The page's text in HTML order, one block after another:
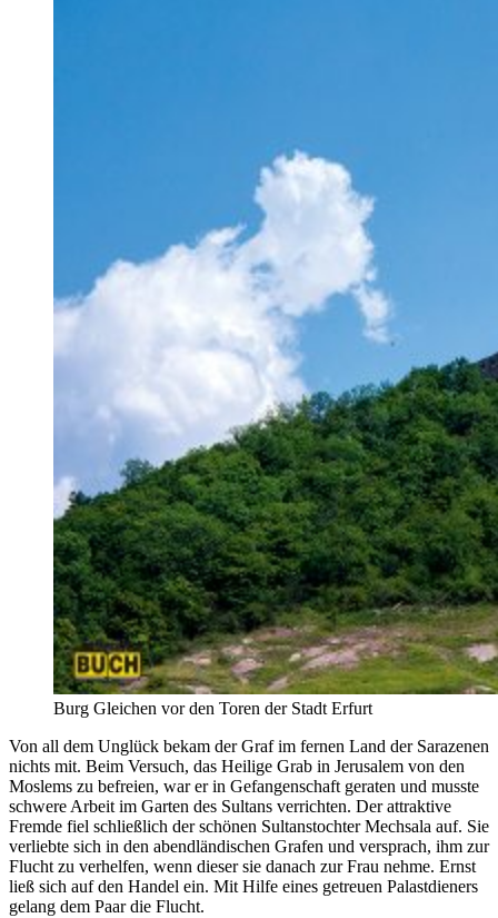
Burg Gleichen vor den Toren der Stadt Erfurt
Von all dem Unglück bekam der Graf im fernen Land der Sarazenen
nichts mit. Beim Versuch, das Heilige Grab in Jerusalem von den
Moslems zu befreien, war er in Gefangenschaft geraten und musste
schwere Arbeit im Garten des Sultans verrichten. Der attraktive
Fremde fiel schließlich der schönen Sultanstochter Mechsala auf. Sie
verliebte sich in den abendländischen Grafen und versprach, ihm zur
Flucht zu verhelfen, wenn dieser sie danach zur Frau nehme. Ernst
ließ sich auf den Handel ein. Mit Hilfe eines getreuen Palastdieners
gelang dem Paar die Flucht.